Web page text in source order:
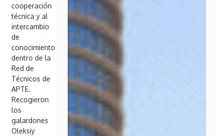
cooperación
técnica y al
intercambio
de
conocimiento
dentro de la
Red de
Técnicos de
APTE.
Recogieron
los
galardones
Oleksiy